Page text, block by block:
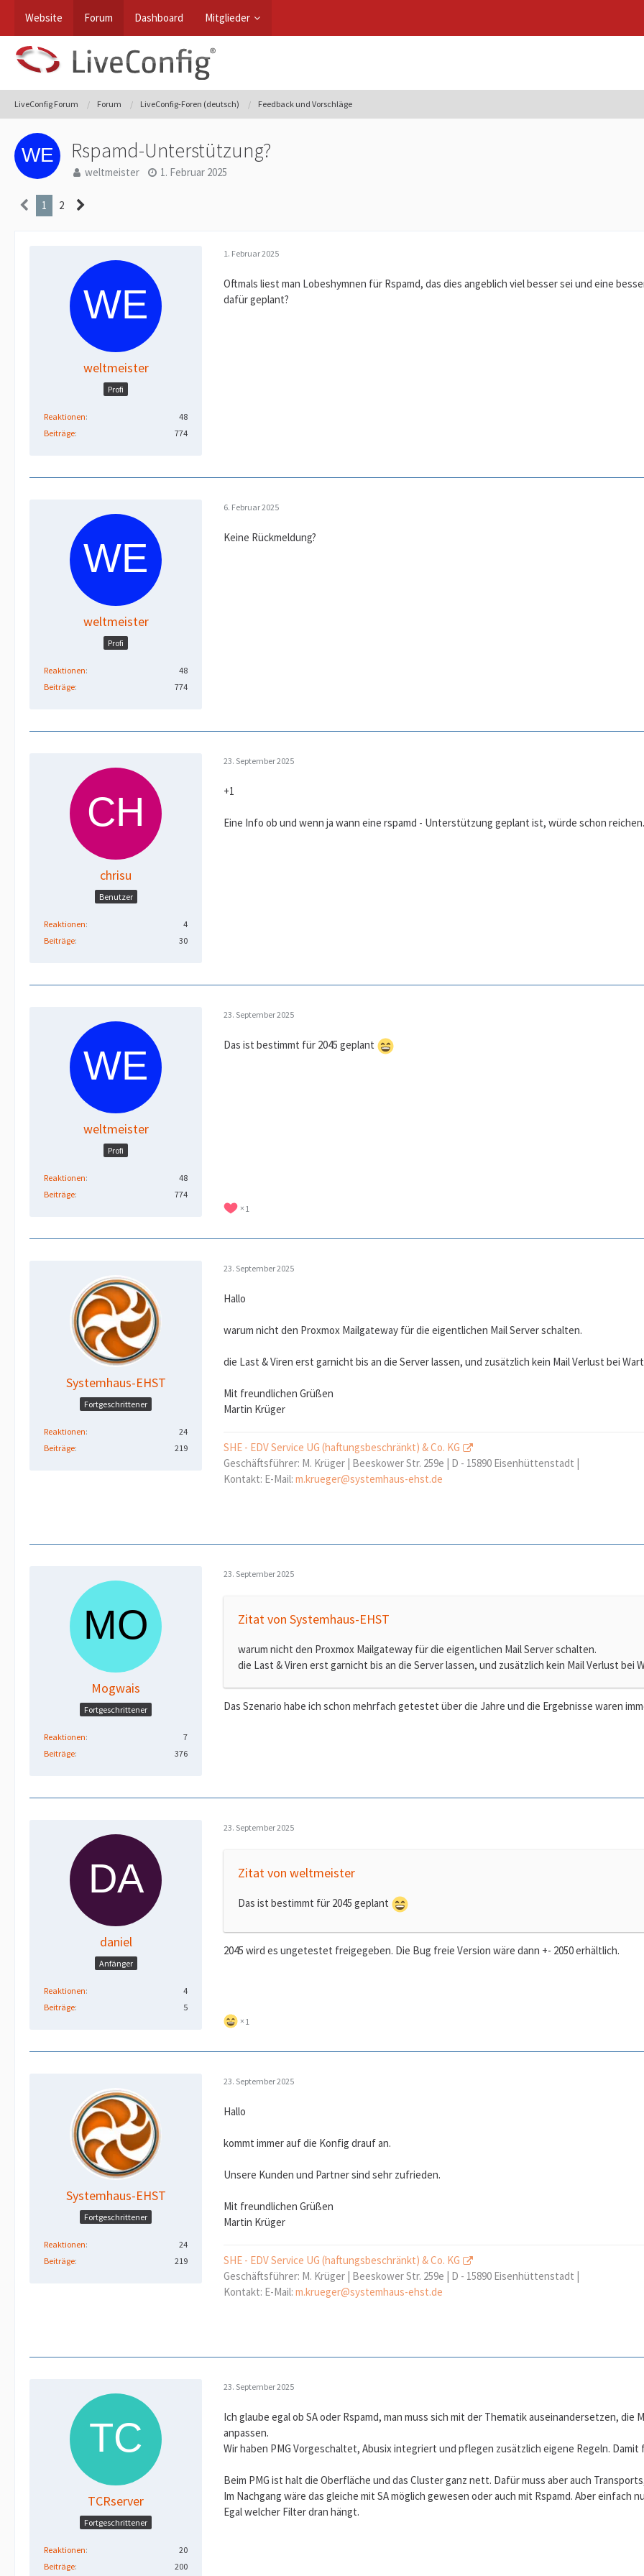
Website Forum Dashboard Mitglieder
LiveConfig Forum Forum LiveConfig-Foren (deutsch) Feedback und Vorschläge
Rspamd-Unterstützung?
weltmeister 1. Februar 2025
1 2
weltmeister
Profi
Reaktionen
48
Beiträge
774
1. Februar 2025
Oftmals liest man Lobeshymnen für Rspamd, das dies angeblich viel besser sei und eine
dafür geplant?
weltmeister
Profi
Reaktionen
48
Beiträge
774
6. Februar 2025
Keine Rückmeldung?
chrisu
Benutzer
Reaktionen
4
Beiträge
30
23. September 2025
+1
Eine Info ob und wenn ja wann eine rspamd - Unterstützung geplant ist, würde schon
weltmeister
Profi
Reaktionen
48
Beiträge
774
23. September 2025
Das ist bestimmt für 2045 geplant
1
Systemhaus-EHST
Fortgeschrittener
Reaktionen
24
Beiträge
219
23. September 2025
Hallo
warum nicht den Proxmox Mailgateway für die eigentlichen Mail Server schalten.
die Last & Viren erst garnicht bis an die Server lassen, und zusätzlich kein Mail Verlust bei
Mit freundlichen Grüßen
Martin Krüger
SHE - EDV Service UG (haftungsbeschränkt) & Co. KG
Geschäftsführer: M. Krüger | Beeskower Str. 259e | D - 15890 Eisenhüttenstadt |
Kontakt: E-Mail: m.krueger@systemhaus-ehst.de
Mogwais
Fortgeschrittener
Reaktionen
7
Beiträge
376
23. September 2025
Zitat von Systemhaus-EHST
warum nicht den Proxmox Mailgateway für die eigentlichen Mail Server schalten.
die Last & Viren erst garnicht bis an die Server lassen, und zusätzlich kein Mail Verlust bei
Das Szenario habe ich schon mehrfach getestet über die Jahre und die Ergebnisse waren
daniel
Anfänger
Reaktionen
4
Beiträge
5
23. September 2025
Zitat von weltmeister
Das ist bestimmt für 2045 geplant
2045 wird es ungetestet freigegeben. Die Bug freie Version wäre dann +- 2050 erhältlich.
1
Systemhaus-EHST
Fortgeschrittener
Reaktionen
24
Beiträge
219
23. September 2025
Hallo
kommt immer auf die Konfig drauf an.
Unsere Kunden und Partner sind sehr zufrieden.
Mit freundlichen Grüßen
Martin Krüger
SHE - EDV Service UG (haftungsbeschränkt) & Co. KG
Geschäftsführer: M. Krüger | Beeskower Str. 259e | D - 15890 Eisenhüttenstadt |
Kontakt: E-Mail: m.krueger@systemhaus-ehst.de
TCRserver
Fortgeschrittener
Reaktionen
20
Beiträge
200
23. September 2025
Ich glaube egal ob SA oder Rspamd, man muss sich mit der Thematik auseinandersetzen,
anpassen.
Wir haben PMG Vorgeschaltet, Abusix integriert und pflegen zusätzlich eigene Regeln. Damit
Beim PMG ist halt die Oberfläche und das Cluster ganz nett. Dafür muss aber auch
Im Nachgang wäre das gleiche mit SA möglich gewesen oder auch mit Rspamd. Aber
Egal welcher Filter dran hängt.